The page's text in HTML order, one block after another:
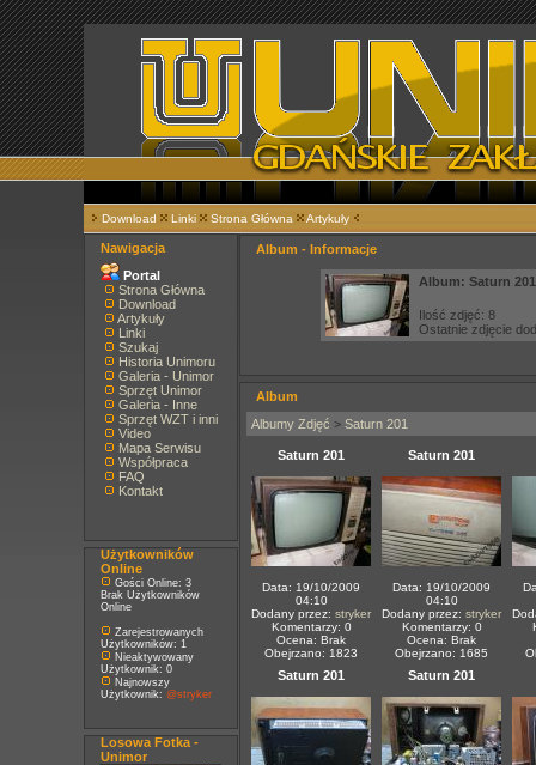
Download Linki Strona Główna Artykuły
Nawigacja
Portal
Strona Główna
Download
Artykuły
Linki
Szukaj
Historia Unimoru
Galeria - Unimor
Sprzęt Unimor
Galeria - Inne
Sprzęt WZT i inni
Video
Mapa Serwisu
Współpraca
FAQ
Kontakt
Użytkowników
Online
Gości Online: 3
Brak Użytkowników
Online
Zarejestrowanych
Użytkowników: 1
Nieaktywowany
Użytkownik: 0
Najnowszy
Użytkownik: @stryker
Losowa Fotka -
Unimor
Album - Informacje
Album: Saturn 201
Ilość zdjęć: 8
Ostatnie zdjęcie
Album
Albumy Zdjęć > Saturn 201
Saturn 201
Data: 19/10/2009
04:10
Dodany przez: stryker
Komentarzy: 0
Ocena: Brak
Obejrzano: 1823
Saturn 201
Data: 19/10/2009
04:10
Dodany przez: stryker
Komentarzy: 0
Ocena: Brak
Obejrzano: 1685
Saturn 201 Saturn 201